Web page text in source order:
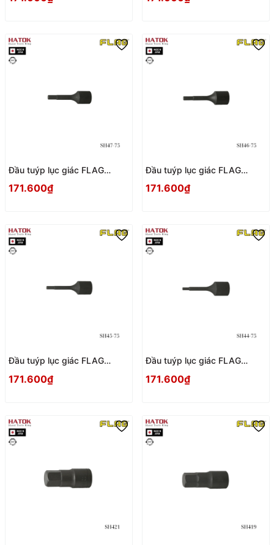
Đầu tuýp lục giác FLAG
171.600₫
Đầu tuýp lục giác FLAG
171.600₫
Đầu tuýp lục giác FLAG
171.600₫
Đầu tuýp lục giác FLAG
171.600₫